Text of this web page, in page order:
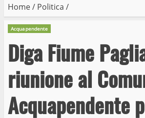
Home/ Politica /
Acquapendente
Diga Fiume
riunione al
Acquapendente